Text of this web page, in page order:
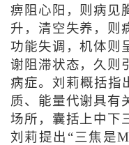
痹阻心阳，则病见
升，清空失养，则
功能失调，机体则
谢阻滞状态，久则
病症。刘莉概括指
质、能量代谢具有
场所，囊括上中下
刘莉提出“三焦是